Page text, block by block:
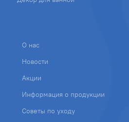
О нас
Новости
Акции
Информация о продукции
Советы по уходу